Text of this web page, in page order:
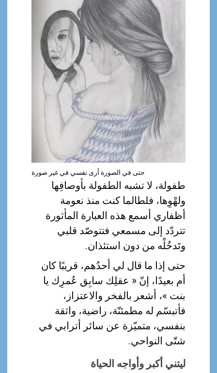
حتى في الصورة أرى نفسي في غير صورة
طفولة، لا تشبه الطفولة بأوصافِها
ولهْوِها، فلطالما كنت منذ نعومة
أظفاري أسمع هذه العبارة المأثورة
تتردّد إلى مسمعي فتتوصّد قلبي
وتَدخُلْه من دون استئذان.
حتى إذا ما قال لي أحدُهم، قريبًا كان
أم بعيدًا، إنّ « عقلِك سابِق عُمرِك يا
بنت »، أشعر بالفخر والاعتزاز،
فأتبسّم له مطمئنّة، راضية، واثقة
بنفسي، متميّزة عن سائر أترابي في
شتّى النواحي.
ليتني أكبر وأواجه الحياة